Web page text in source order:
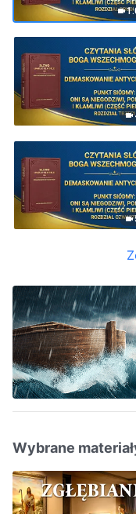
Wybrane